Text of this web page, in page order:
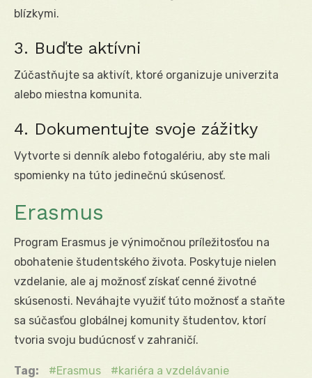
blízkymi.
3. Buďte aktívni
Zúčastňujte sa aktivít, ktoré organizuje univerzita
alebo miestna komunita.
4. Dokumentujte svoje zážitky
Vytvorte si denník alebo fotogalériu, aby ste mali
spomienky na túto jedinečnú skúsenosť.
Erasmus
Program Erasmus je výnimočnou príležitosťou na
obohatenie študentského života. Poskytuje nielen
vzdelanie, ale aj možnosť získať cenné životné
skúsenosti. Neváhajte využiť túto možnosť a staňte
sa súčasťou globálnej komunity študentov, ktorí
tvoria svoju budúcnosť v zahraničí.
Tag: Erasmus
kariéra a vzdelávanie